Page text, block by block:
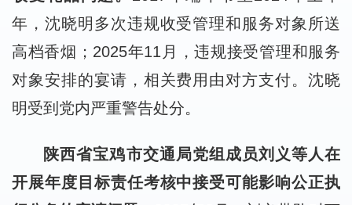
年，沈晓明多次违规收受管理和服务对象所送
高档香烟；2025年11月，违规接受管理和服务
对象安排的宴请，相关费用由对方支付。沈晓
明受到党内严重警告处分。
陕西省宝鸡市交通局党组成员刘义等人在
开展年度目标责任考核中接受可能影响公正执